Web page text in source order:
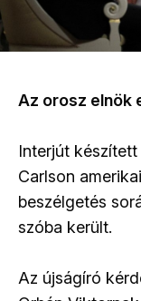
Az orosz elnök
Interjút
Carlson
beszélgetés
szóba került.
Az újságíró